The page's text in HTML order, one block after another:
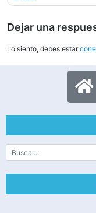
de
entradas
Dejar una
Lo siento, debes estar